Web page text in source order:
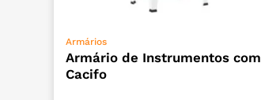
Armários
Armário de Instrumentos com
Cacifo